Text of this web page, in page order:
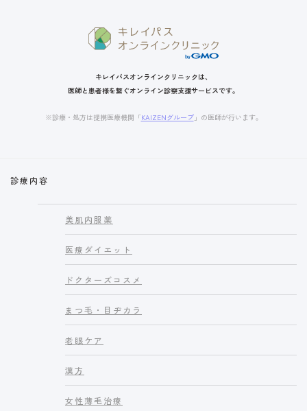
キレイパスオンラインクリニックは、
医師と患者様を繋ぐオンライン診察支援サービスです。
※診療・処方は提携医療機関「KAIZENグループ」の医師が行います。
診療内容
美肌内服薬
医療ダイエット
ドクターズコスメ
まつ毛・目ヂカラ
老眼ケア
漢方
女性薄毛治療